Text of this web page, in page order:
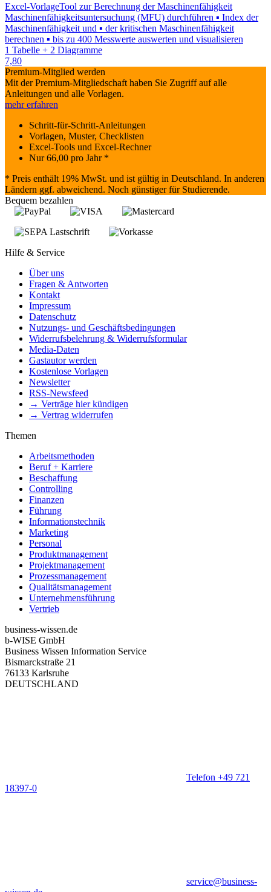
Excel-VorlageTool zur Berechnung der Maschinenfähigkeit
Maschinenfähigkeitsuntersuchung (MFU) durchführen ▪ Index der
Maschinenfähigkeit und ▪ der kritischen Maschinenfähigkeit
berechnen ▪ bis zu 400 Messwerte auswerten und visualisieren
1 Tabelle + 2 Diagramme
7,80
Premium-Mitglied werden
Mit der Premium-Mitgliedschaft haben Sie Zugriff auf alle
Anleitungen und alle Vorlagen.
mehr erfahren
Schritt-für-Schritt-Anleitungen
Vorlagen, Muster, Checklisten
Excel-Tools und Excel-Rechner
Nur66,00 pro Jahr *
* Preis enthält 19% MwSt. und ist gültig in Deutschland. In anderen
Ländern ggf. abweichend. Noch günstiger für Studierende.
Bequem bezahlen
Hilfe & Service
Über uns
Fragen & Antworten
Kontakt
Impressum
Datenschutz
Nutzungs- und Geschäftsbedingungen
Widerrufsbelehrung & Widerrufsformular
Media-Daten
Gastautor werden
Kostenlose Vorlagen
Newsletter
RSS-Newsfeed
→ Verträge hier kündigen
→ Vertrag widerrufen
Themen
Arbeitsmethoden
Beruf + Karriere
Beschaffung
Controlling
Finanzen
Führung
Informationstechnik
Marketing
Personal
Produktmanagement
Projektmanagement
Prozessmanagement
Qualitätsmanagement
Unternehmensführung
Vertrieb
business-wissen.de
b-WISE GmbH
Business Wissen Information Service
Bismarckstraße 21
76133 Karlsruhe
DEUTSCHLAND
Telefon +49 721
18397-0
service@business-